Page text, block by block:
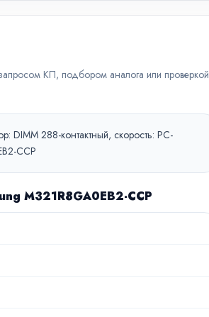
КП, подбором аналога или проверкой
DIMM 288-контактный, скорость: PC-
CCP
M321R8GA0EB2-CCP